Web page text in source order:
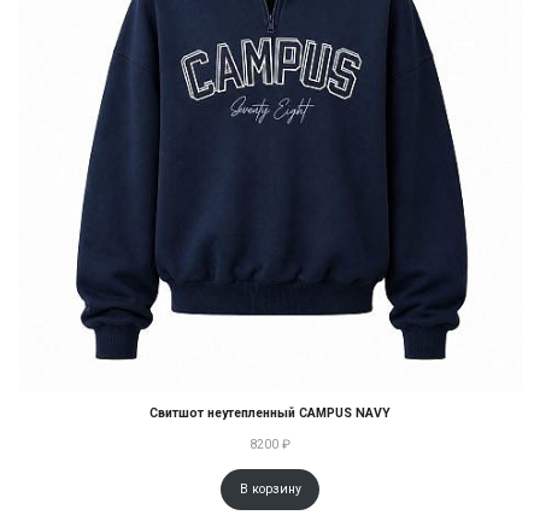
Свитшот неутепленный CAMPUS NAVY
8200 ₽
В корзину